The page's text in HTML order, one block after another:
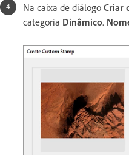
Na caixa de diálogo Criar
categoria Dinâmico.